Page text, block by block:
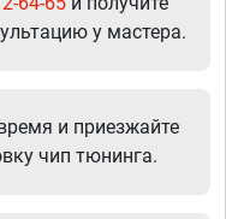
у мастера.
и приезжайте
чип тюнинга.